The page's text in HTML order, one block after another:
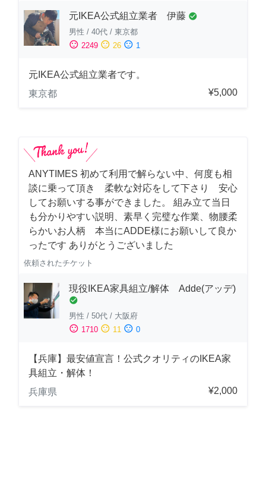
元IKEA公式組立業者 伊藤 check_circle
男性 / 40代 / 東京都
sentiment_satisfied 2249 sentiment_neutral 26 sentiment_dissatisfied 1
元IKEA公式組立業者です。
東京都
¥5,000
ANYTIMES 初めて利用で解らない中、何度も相
談に乗って頂き 柔軟な対応をして下さり 安心
してお願いする事ができました。 組み立て当日
も分かりやすい説明、素早く完璧な作業、物腰柔
らかいお人柄 本当にADDE様にお願いして良か
ったです ありがとうございました
依頼されたチケット
現役IKEA家具組立/解体 Adde(アッデ)
check_circle
男性 / 50代 / 大阪府
sentiment_satisfied 1710 sentiment_neutral 11 sentiment_dissatisfied 0
【兵庫】最安値宣言！公式クオリティのIKEA家
具組立・解体！
兵庫県
¥2,000